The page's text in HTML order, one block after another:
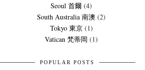
Seoul 首爾 (4)
South Australia 南澳 (2)
Tokyo 東京 (1)
Vatican 梵蒂岡 (1)
POPULAR POSTS